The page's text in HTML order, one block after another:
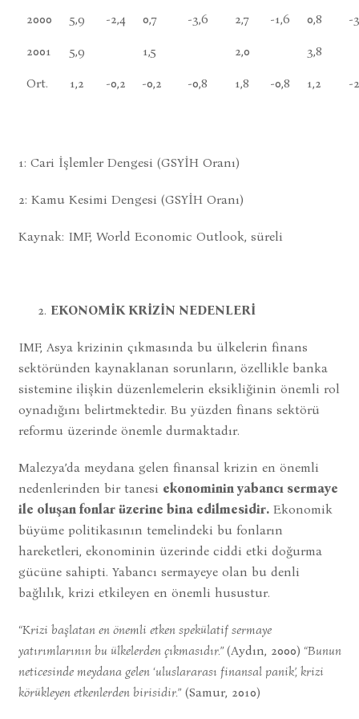
2000 5,9 -2,4 0,7 -3,6 2,7 -1,6 0,8 -
2001 5,9 1,5 2,0 3,8
Ort. 1,2 -0,2 -0,2 -0,8 1,8 -0,8 1,2 -
1: Cari İşlemler Dengesi (GSYİH Oranı)
2: Kamu Kesimi Dengesi (GSYİH Oranı)
Kaynak: IMF, World Economic Outlook, süreli
EKONOMİK KRİZİN NEDENLERİ
IMF, Asya krizinin çıkmasında bu ülkelerin finans
sektöründen kaynaklanan sorunların, özellikle banka
sistemine ilişkin düzenlemelerin eksikliğinin önemli rol
oynadığını belirtmektedir. Bu yüzden finans sektörü
reformu üzerinde önemle durmaktadır.
Malezya’da meydana gelen finansal krizin en önemli
nedenlerinden bir tanesi ekonominin yabancı sermaye
ile oluşan fonlar üzerine bina edilmesidir.Ekonomik
büyüme politikasının temelindeki bu fonların
hareketleri, ekonominin üzerinde ciddi etki doğurma
gücüne sahipti. Yabancı sermayeye olan bu denli
bağlılık, krizi etkileyen en önemli husustur.
“Krizi başlatan en önemli etken spekülatif sermaye
yatırımlarının bu ülkelerden çıkmasıdır.” (Aydın, 2000) “Bunun
neticesinde meydana gelen ‘uluslararası finansal panik’, krizi
körükleyen etkenlerden birisidir.”(Samur, 2010)